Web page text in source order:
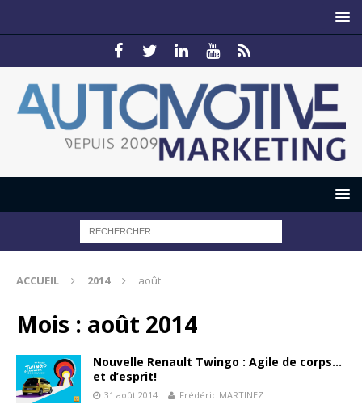
ACCUEIL 2014 août
Mois : août 2014
Nouvelle Renault Twingo : Agile de corps…
et d’esprit!
31 août 2014 Frédéric MARTINEZ